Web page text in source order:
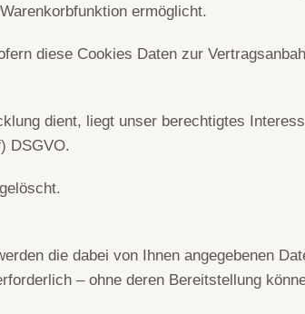
ermöglicht.
diese Cookies Daten zur
dient, liegt unser berechtigtes
DSGVO.
die dabei von Ihnen angegebenen
– ohne deren Bereitstellung